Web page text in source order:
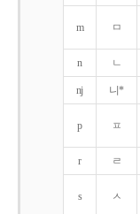
m ㅁ
n ㄴ
nj 니*
p ㅍ
r ㄹ
s ㅅ